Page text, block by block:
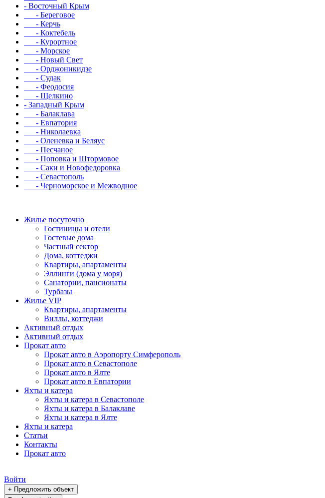
- Восточный Крым
- Береговое
- Керчь
- Коктебель
- Курортное
- Морское
- Новый Свет
- Орджоникидзе
- Судак
- Феодосия
- Щелкино
- Западный Крым
- Балаклава
- Евпатория
- Николаевка
- Оленевка и Беляус
- Песчаное
- Поповка и Штормовое
- Саки и Новофедоровка
- Севастополь
- Черноморское и Межводное
Жилье посуточно
Гостиницы и отели
Гостевые дома
Частный сектор
Дома, коттеджи
Квартиры, апартаменты
Эллинги (дома у моря)
Санатории, пансионаты
Турбазы
Жилье VIP
Квартиры, апартаменты
Виллы, коттеджи
Активный отдых
Активный отдых
Прокат авто
Прокат авто в Аэропорту Симферополь
Прокат авто в Севастополе
Прокат авто в Ялте
Прокат авто в Евпатории
Яхты и катера
Яхты и катера в Севастополе
Яхты и катера в Балаклаве
Яхты и катера в Ялте
Яхты и катера
Статьи
Контакты
Прокат авто
Войти
+ Предложить объект